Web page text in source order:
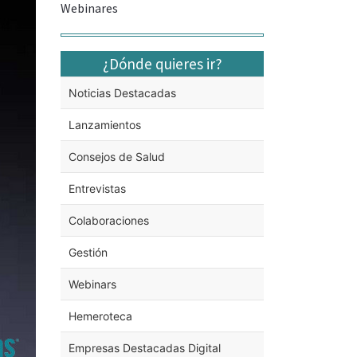
Webinares
¿Dónde quieres ir?
Noticias Destacadas
Lanzamientos
Consejos de Salud
Entrevistas
Colaboraciones
Gestión
Webinars
Hemeroteca
Empresas Destacadas Digital